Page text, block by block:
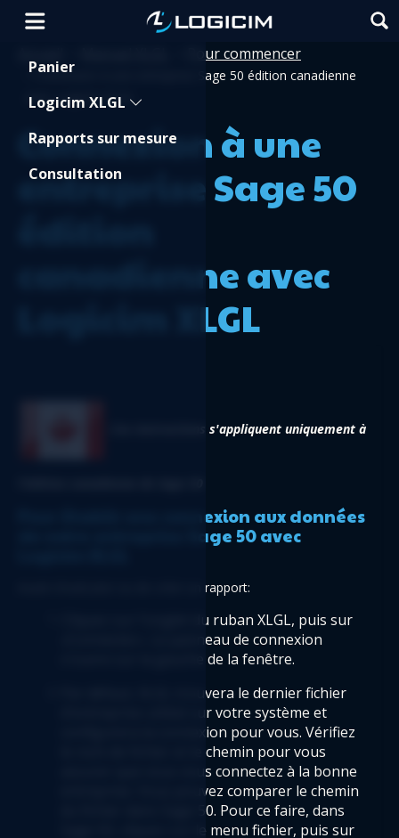
Panier
Logicim XLGL
Rapports sur mesure
Consultation
Pour commencer
> Connexion à une entreprise Sage 50 édition canadienne
avec Logicim XLGL
Connexion à une
entreprise Sage 50
canadienne avec
Logicim XLGL
Ces instructions s'appliquent uniquement à
Pour établir une connexion aux données
de votre entreprise Sage 50 avec
Avant d'exécuter ou de créer un rapport:
Cliquez sur l'onglet du ruban XLGL, puis sur
«Connecter». Le panneau de connexion
s'ouvre sur la gauche de la fenêtre.
Par défaut, XLGL trouvera le dernier fichier
d'entreprise utilisé sur votre système et
configurera la connexion pour vous. Vérifiez
le nom de fichier et le chemin pour vous
assurer que vous vous connectez à la bonne
entreprise. Vous pouvez comparer le chemin
du fichier dans Sage 50. Pour ce faire, dans
Sage 50, cliquez sur le menu fichier, puis sur